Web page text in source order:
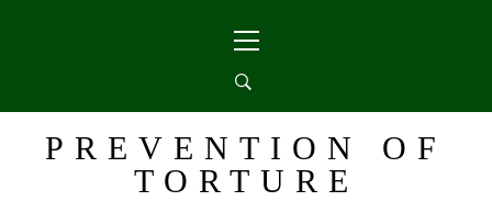
Menu
PREVENTION OF
TORTURE